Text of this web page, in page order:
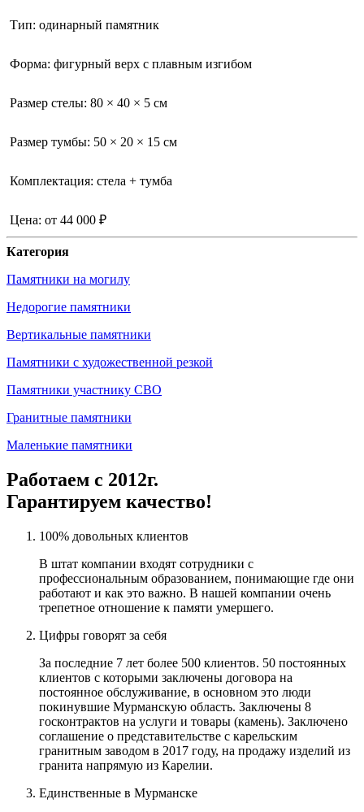
Тип: одинарный памятник
Форма: фигурный верх с плавным изгибом
Размер стелы: 80 × 40 × 5 см
Размер тумбы: 50 × 20 × 15 см
Комплектация: стела + тумба
Цена: от 44 000 ₽
Категория
Памятники на могилу
Недорогие памятники
Вертикальные памятники
Памятники с художественной резкой
Памятники участнику СВО
Гранитные памятники
Маленькие памятники
Работаем с 2012г.
Гарантируем качество!
100% довольных клиентов
В штат компании входят сотрудники с
профессиональным образованием, понимающие где они
работают и как это важно. В нашей компании очень
трепетное отношение к памяти умершего.
Цифры говорят за себя
За последние 7 лет более 500 клиентов. 50 постоянных
клиентов с которыми заключены договора на
постоянное обслуживание, в основном это люди
покинувшие Мурманскую область. Заключены 8
госконтрактов на услуги и товары (камень). Заключено
соглашение о представительстве с карельским
гранитным заводом в 2017 году, на продажу изделий из
гранита напрямую из Карелии.
Единственные в Мурманске